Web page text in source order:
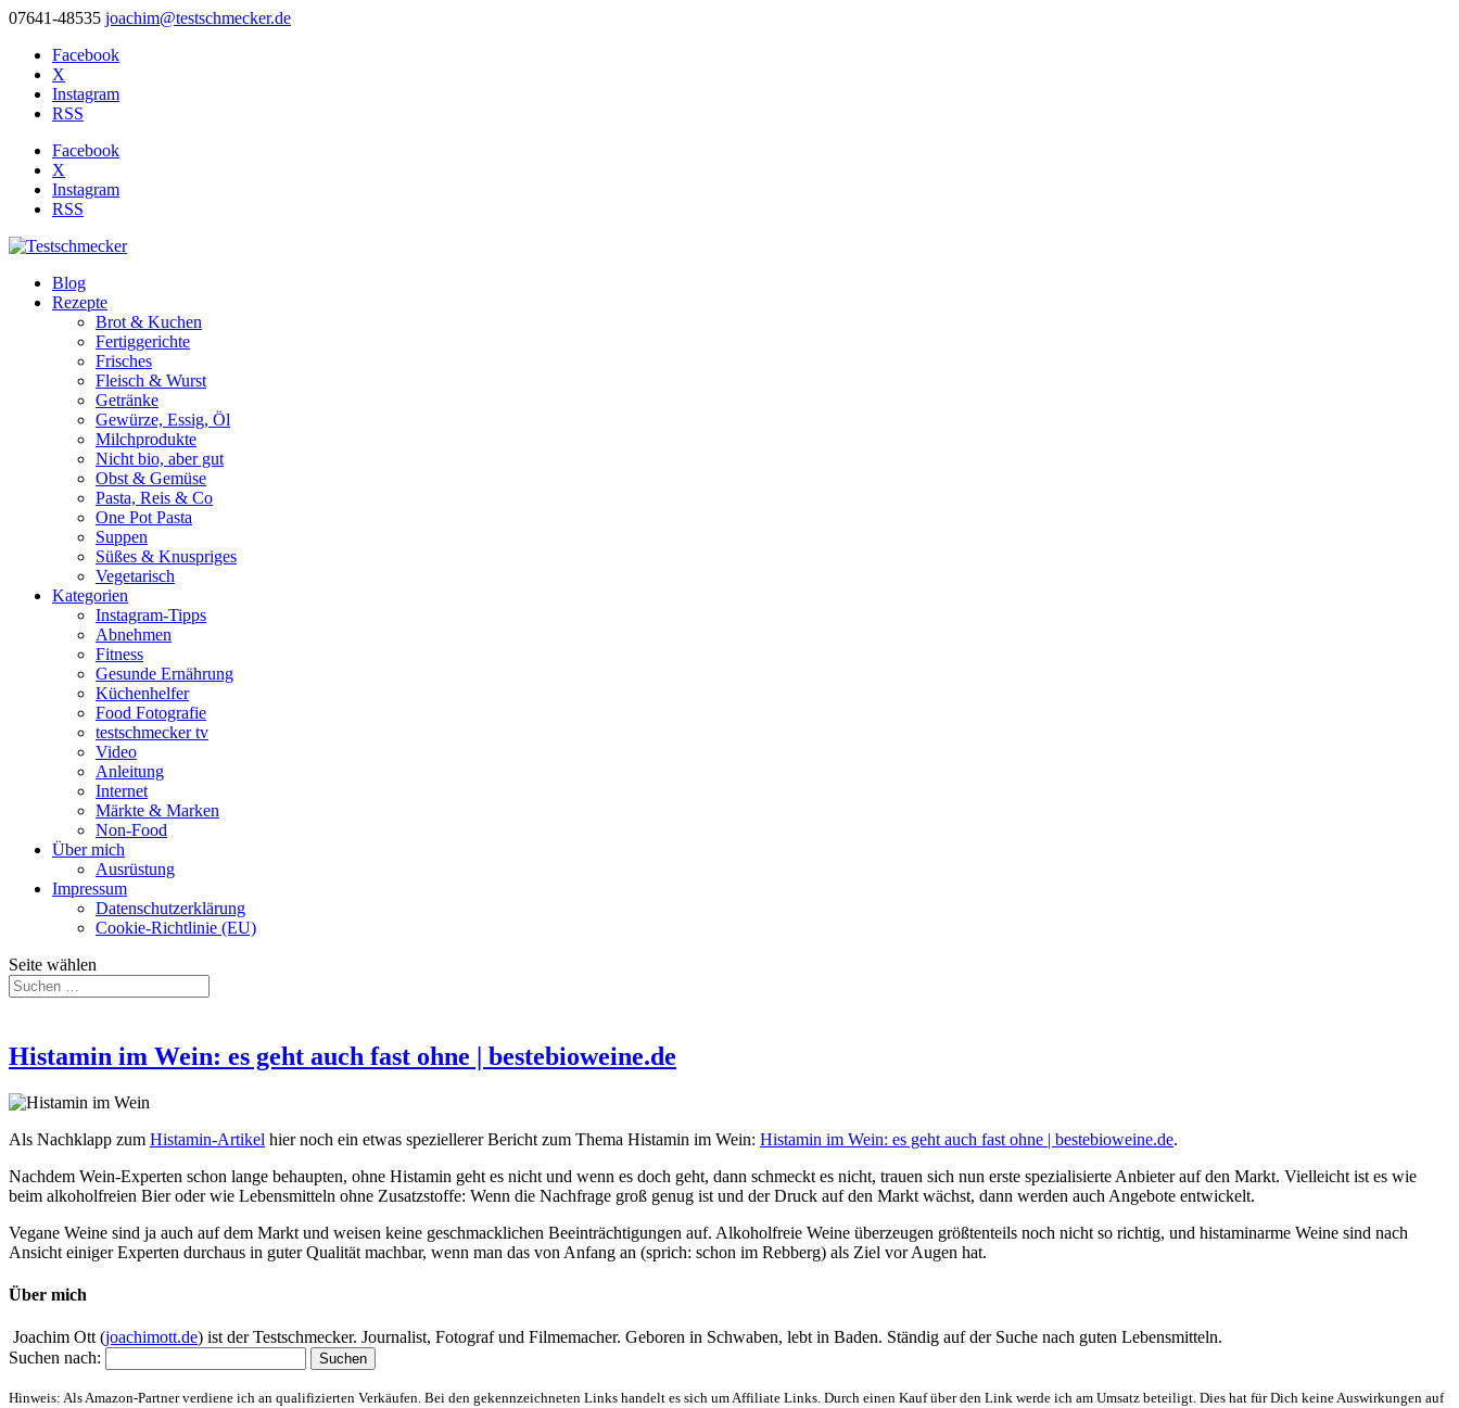
07641-48535 joachim@testschmecker.de
Facebook
X
Instagram
RSS
Facebook
X
Instagram
RSS
Blog
Rezepte
Brot & Kuchen
Fertiggerichte
Frisches
Fleisch & Wurst
Getränke
Gewürze, Essig, Öl
Milchprodukte
Nicht bio, aber gut
Obst & Gemüse
Pasta, Reis & Co
One Pot Pasta
Suppen
Süßes & Knuspriges
Vegetarisch
Kategorien
Instagram-Tipps
Abnehmen
Fitness
Gesunde Ernährung
Küchenhelfer
Food Fotografie
testschmecker tv
Video
Anleitung
Internet
Märkte & Marken
Non-Food
Über mich
Ausrüstung
Impressum
Datenschutzerklärung
Cookie-Richtlinie (EU)
Seite wählen
Histamin im Wein: es geht auch fast ohne | bestebioweine.de
Als Nachklapp zum Histamin-Artikel hier noch ein etwas speziellerer Bericht zum Thema Histamin im Wein: Histamin im Wein: es geht auch fast ohne | bestebioweine.de.
Nachdem Wein-Experten schon lange behaupten, ohne Histamin geht es nicht und wenn es doch geht, dann schmeckt es nicht, trauen sich nun erste spezialisierte Anbieter auf den Markt. Vielleicht ist es wie
beim alkoholfreien Bier oder wie Lebensmitteln ohne Zusatzstoffe: Wenn die Nachfrage groß genug ist und der Druck auf den Markt wächst, dann werden auch Angebote entwickelt.
Vegane Weine sind ja auch auf dem Markt und weisen keine geschmacklichen Beeinträchtigungen auf. Alkoholfreie Weine überzeugen größtenteils noch nicht so richtig, und histaminarme Weine sind nach
Ansicht einiger Experten durchaus in guter Qualität machbar, wenn man das von Anfang an (sprich: schon im Rebberg) als Ziel vor Augen hat.
Über mich
Joachim Ott (joachimott.de) ist der Testschmecker. Journalist, Fotograf und Filmemacher. Geboren in Schwaben, lebt in Baden. Ständig auf der Suche nach guten Lebensmitteln.
Suchen nach:
Hinweis: Als Amazon-Partner verdiene ich an qualifizierten Verkäufen. Bei den gekennzeichneten Links handelt es sich um Affiliate Links. Durch einen Kauf über den Link werde ich am Umsatz beteiligt. Dies hat für Dich keine Auswirkungen auf